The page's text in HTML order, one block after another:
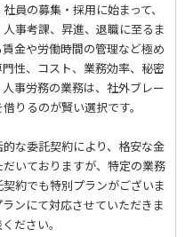
員の募集・採用に始まって、
事考課、昇進、退職に至るま
金や労働時間の管理など極め
性、コスト、業務効率、秘密
事労務の業務は、社外ブレー
りるのが賢い選択です。
な委託契約により、格安な金
いておりますが、特定の業務
約でも特別プランがございま
ンにて対応させていただきま
ださい。